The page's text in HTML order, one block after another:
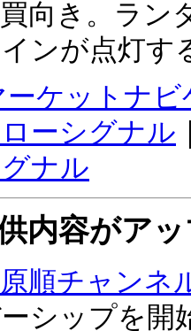
に乗り続け
週足）と相
トレンドフ
で、トレン
ラティリテ
向き。ラン
インが点灯す
ーケットナビ
ーシグナル